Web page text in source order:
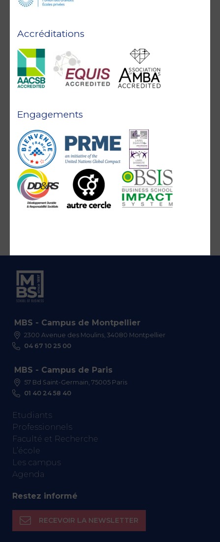
Accréditations
Engagements
MBS - Campus de Montpellier
2300 Avenue des Moulins, 34080 Montpellier
04 67 10 25 00
MBS - Campus de Paris
57 Bd Saint-Germain, 75005 Paris
01 40 24 58 40
Etudiants
Professionnels
Faculté et Recherche
L’école
Les campus
Agenda
Restez informé
RECEVOIR LA NEWSLETTER